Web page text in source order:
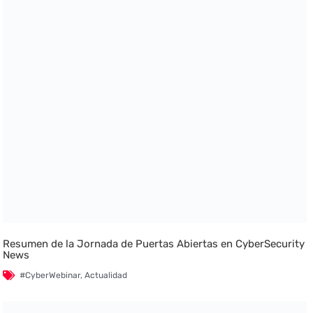
Resumen de la Jornada de Puertas Abiertas en CyberSecurity
News
#CyberWebinar,Actualidad